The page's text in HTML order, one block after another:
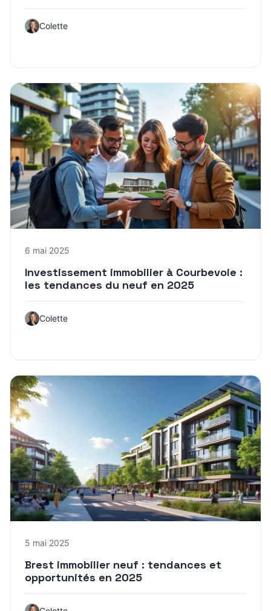
Colette
6 mai 2025
Investissement immobilier à Courbevoie :
les tendances du neuf en 2025
Colette
5 mai 2025
Brest immobilier neuf : tendances et
opportunités en 2025